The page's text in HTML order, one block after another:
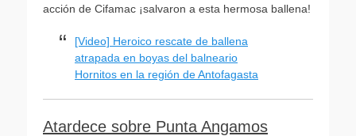
acción de Cifamac ¡salvaron a esta hermosa ballena!
[Video] Heroico rescate de ballena
atrapada en boyas del balneario
Hornitos en la región de Antofagasta
Atardece sobre Punta Angamos